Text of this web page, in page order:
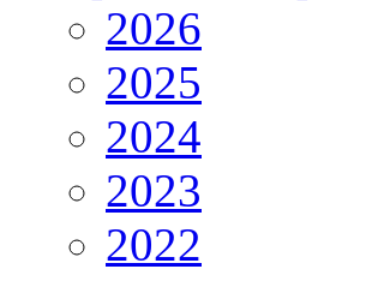
2026
2025
2024
2023
2022